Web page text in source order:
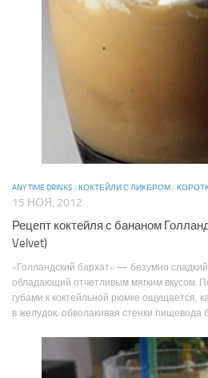
ANY TIME DRINKS/ КОКТЕЙЛИ С ЛИКЕРОМ /
15 НОЯ, 2012
Рецепт коктейля с бананом
Velvet)
«Голландский бархат» — безумно
обладающий отчетливым мягким вкусом.
губами к коктейльной рюмке ощущается,
в желудок, обволакивая стенки пищевода